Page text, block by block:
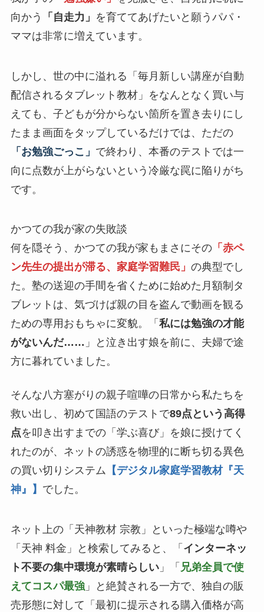
向かう
「自走力」 を育ててあげたいと願うパパ・
ママは非常に増えています。
しかし、世の中に溢れる「毎月新しい講座が自動
配信されるタブレット教材」をなんとなく買い与
えても、子どもが分からない箇所を置き去りにし
たまま画面をタップしているだけでは、ただの
「お勉強ごっこ」 で終わり、本番のテストでは一
向に点数が上がらないという冷厳な罠に陥りがち
です。
かつての我が家の失敗談
何を隠そう、かつての我が家もまさにその「赤ペ
ン先生の提出が滞る、家庭学習難民」 の典型でし
た。塾の送迎の手間を省くために始めた月額制タ
ブレットは、気づけば親の目を盗んで動画を観る
ための専用おもちゃに変貌。「 私には勉強の才能
がないんだ…… 」と泣き出す娘を前に、夫婦で途
方に暮れていました。
そんな八方塞がりの親子喧嘩の日常から私たちを
救い出し、初めて国語のテストで89点という高得
点を叩き出すまでの「学ぶ喜び」を娘に授けてく
れたのが、ネットの誘惑を物理的に断ち切る異色
の買い切りシステム 【デジタル家庭学習教材『天
神』】 でした。
ネット上の「天神教材 宗教」といった極端な噂や
「天神 料金」と検索してみると、「 インターネッ
ト不要の集中環境が素晴らしい」「 兄弟全員で使
えてコスパ最強」と絶賛される一方で、独自の販
売形態に対して「最初に提示される購入価格が高